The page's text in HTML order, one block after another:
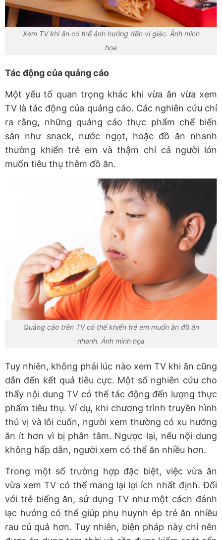
Xem TV khi ăn có thể ảnh hưởng đến vị giác. Ảnh minh
họa
Tác động của quảng cáo
Một yếu tố quan trọng khác khi vừa ăn vừa xem
TV là tác động của quảng cáo. Các nghiên cứu chỉ
ra rằng, những quảng cáo thực phẩm chế biến
sẵn như snack, nước ngọt, hoặc đồ ăn nhanh
thường khiến trẻ em và thậm chí cả người lớn
muốn tiêu thụ thêm đồ ăn.
Quảng cáo trên TV có thể khiến trẻ em muốn ăn đồ ăn
nhanh. Ảnh minh họa
Tuy nhiên, không phải lúc nào xem TV khi ăn cũng
dẫn đến kết quả tiêu cực. Một số nghiên cứu cho
thấy nội dung TV có thể tác động đến lượng thực
phẩm tiêu thụ. Ví dụ, khi chương trình truyền hình
thú vị và lôi cuốn, người xem thường có xu hướng
ăn ít hơn vì bị phân tâm. Ngược lại, nếu nội dung
không hấp dẫn, người xem có thể ăn nhiều hơn.
Trong một số trường hợp đặc biệt, việc vừa ăn
vừa xem TV có thể mang lại lợi ích nhất định. Đối
với trẻ biếng ăn, sử dụng TV như một cách đánh
lạc hướng có thể giúp phụ huynh ép trẻ ăn nhiều
rau củ quả hơn. Tuy nhiên, biện pháp này chỉ nên